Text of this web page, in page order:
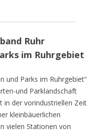
Ruhr
im Ruhrgebiet
und Parks im Ruhrgebiet“
und Parklandschaft
in der vorindustriellen Zeit
kleinbäuerlichen
vielen Stationen von